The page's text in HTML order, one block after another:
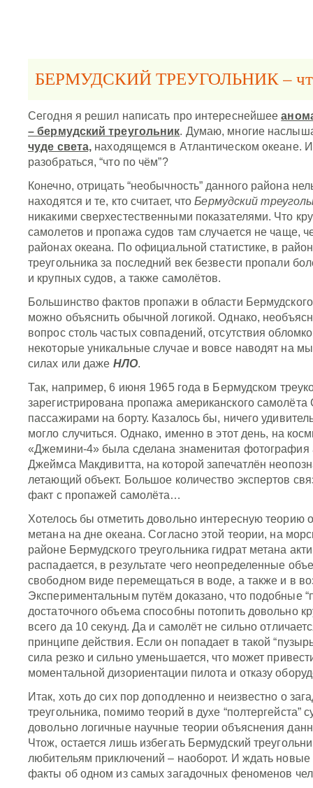
БЕРМУДСКИЙ ТРЕУГОЛЬНИК –
Сегодня я решил написать про интереснейшее
– бермудский треугольник. Думаю, многие
чуде света, находящемся в Атлантическом океане.
разобраться, “что по чём”?
Конечно, отрицать “необычность” данного района
находятся и те, кто считает, чтоБермудский
никакими сверхестественными показателями. Что
самолетов и пропажа судов там случается не чаще,
районах океана. По официальной статистике, в
треугольника за последний век безвести пропали
и крупных судов, а также самолётов.
Большинство фактов пропажи в области Бермудского
можно объяснить обычной логикой. Однако,
вопрос столь частых совпадений, отсутствия
некоторые уникальные случае и вовсе наводят на
силах или даже НЛО.
Так, например, 6 июня 1965 года в Бермудском
зарегистрирована пропажа американского самолёта
пассажирами на борту. Казалось бы, ничего
могло случиться. Однако, именно в этот день, на
«Джемини-4» была сделана знаменитая фотография
Джеймса Макдивитта, на которой запечатлён
летающий объект. Большое количество экспертов
факт с пропажей самолёта…
Хотелось бы отметить довольно интересную теорию
метана на дне океана. Согласно этой теории, на
районе Бермудского треугольника гидрат метана
распадается, в результате чего неопределенные
свободном виде перемещаться в воде, а также и в
Экспериментальным путём доказано, что подобные
достаточного объема способны потопить довольно
всего да 10 секунд. Да и самолёт не сильно
принципе действия. Если он попадает в такой
сила резко и сильно уменьшается, что может
моментальной дизориентации пилота и отказу
Итак, хоть до сих пор доподленно и неизвестно о
треугольника, помимо теорий в духе “полтергейста”
довольно логичные научные теории объяснения
Чтож, остается лишь избегать Бермудский
любительям приключений – наоборот. И ждать
факты об одном из самых загадочных феноменов